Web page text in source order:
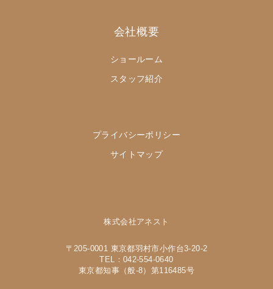
会社概要
ショールーム
スタッフ紹介
プライバシーポリシー
サイトマップ
株式会社アネスト
〒205-0001 東京都羽村市小作台3-20-2
TEL：042-554-0640
東京都知事（般-8）第116485号